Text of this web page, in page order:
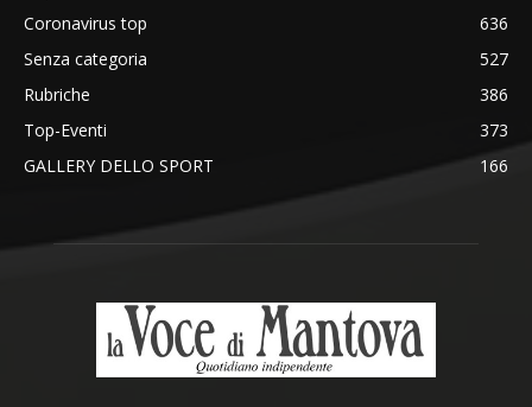
Coronavirus top
636
Senza categoria
527
Rubriche
386
Top-Eventi
373
GALLERY DELLO SPORT
166